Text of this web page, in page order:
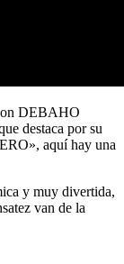
DEBAHO
destaca por su
aquí hay una
y muy divertida,
van de la